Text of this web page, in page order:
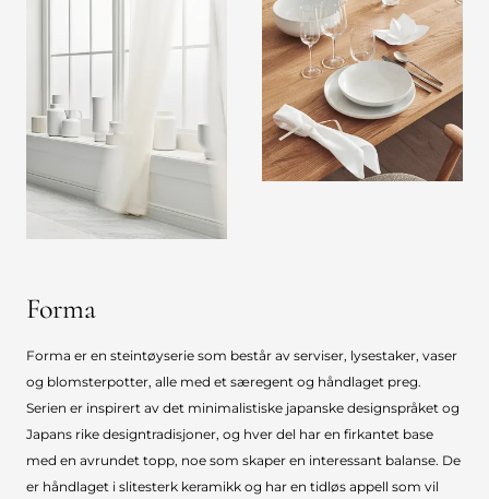
Forma
Forma er en steintøyserie som består av serviser, lysestaker, vaser
og blomsterpotter, alle med et særegent og håndlaget preg.
Serien er inspirert av det minimalistiske japanske designspråket og
Japans rike designtradisjoner, og hver del har en firkantet base
med en avrundet topp, noe som skaper en interessant balanse. De
er håndlaget i slitesterk keramikk og har en tidløs appell som vil